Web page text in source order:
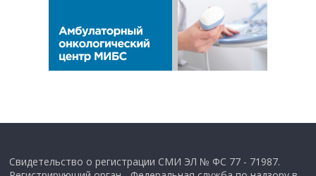
Свидетельство о регистрации СМИ ЭЛ № ФС 77 - 71987.